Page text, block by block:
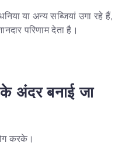
या अन्य सब्जियां उगा रहे हैं,
परिणाम देता है।
अंदर बनाई जा
करके।